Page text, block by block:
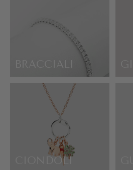
BRACCIALI
CIONDOLI